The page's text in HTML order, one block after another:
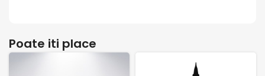
Poate iti place